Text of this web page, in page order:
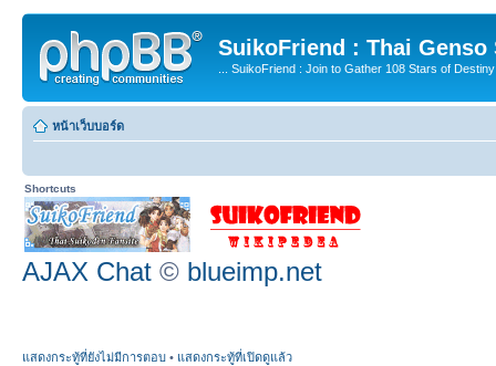
SuikoFriend : Thai Genso
... SuikoFriend : Join to Gather 108 Stars of
หน้าเว็บบอร์ด
Shortcuts
AJAX Chat © blueimp.net
แสดงกระทู้ที่ยังไม่มีการตอบ • แสดงกระทู้ที่เปิดดูแล้ว